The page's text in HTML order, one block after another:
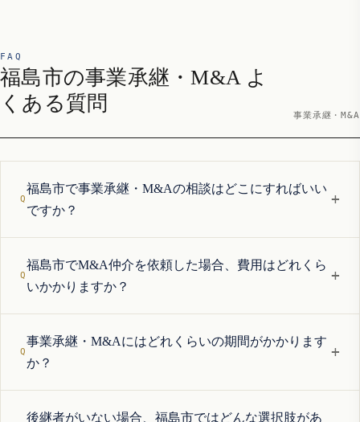
FAQ
福島市の事業承継・M&A よ
くある質問
事業承継・M&A
福島市で事業承継・M&Aの相談はどこにすればいい
ですか？
+
福島市でM&A仲介を依頼した場合、費用はどれくら
いかかりますか？
+
事業承継・M&Aにはどれくらいの期間がかかります
か？
+
後継者がいない場合、福島市ではどんな選択肢があ